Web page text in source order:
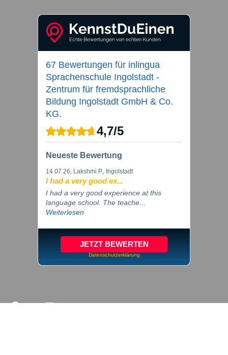
67 Bewertungen für inlingua
Sprachenschule Ingolstadt -
Zentrum für fremdsprachliche
Bildung Ingolstadt GmbH & Co.
KG.
4,7/5
Neueste Bewertung
14.07.26, Lakshmi P., Ingolstadt
I had a very good ex...
I had a very good experience at this
language school. The teache...
Weiterlesen
JETZT BEWERTEN
Datenschutzerklärung